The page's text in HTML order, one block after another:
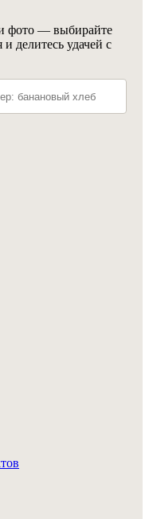
фото — выбирайте
делитесь удачей с